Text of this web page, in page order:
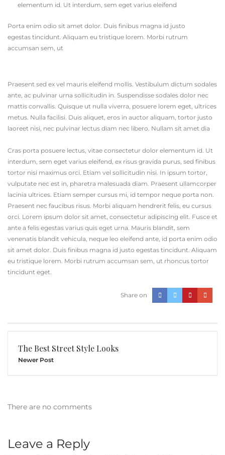
elementum id. Ut interdum, sem eget varius eleifend
Porta enim odio sit amet dolor. Duis finibus magna id justo
egestas tincidunt. Aliquam eu tristique lorem. Morbi rutrum
accumsan sem, ut
Praesent sed ex vel mauris eleifend mollis. Vestibulum dictum sodales
ante, ac pulvinar urna sollicitudin in. Suspendisse sodales dolor nec
mattis convallis. Quisque ut nulla viverra, posuere lorem eget, ultrices
metus. Nulla facilisi. Duis aliquet, eros in auctor aliquam, tortor justo
laoreet nisi, nec pulvinar lectus diam nec libero. Nullam sit amet dia
Cras porta posuere lectus, vitae consectetur dolor elementum id. Ut
interdum, sem eget varius eleifend, ex risus gravida purus, sed finibus
tortor nisi maximus orci. Etiam vel sollicitudin nisi. In ipsum tortor,
vulputate nec est in, pharetra malesuada diam. Praesent ullamcorper
lacinia ultrices. Etiam semper cursus mi, id tempor neque porta non.
Praesent nec faucibus risus. Morbi aliquam hendrerit felis, eu cursus
orci. Lorem ipsum dolor sit amet, consectetur adipiscing elit. Fusce et
ante a felis egestas varius quis eget urna. Mauris blandit, sem
venenatis blandit vehicula, neque leo eleifend ante, id porta enim odio
sit amet dolor. Duis finibus magna id justo egestas tincidunt. Aliquam
eu tristique lorem. Morbi rutrum accumsan sem, ut rhoncus tortor
tincidunt eget.
Share on
The Best Street Style Looks
Newer Post
There are no comments
Leave a Reply